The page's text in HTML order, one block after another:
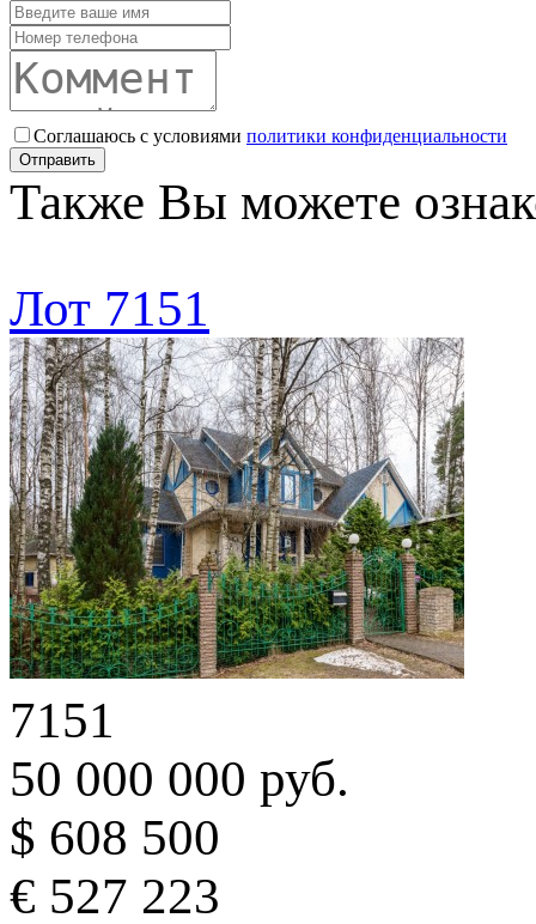
Соглашаюсь с условиями политики конфиденциальности
Отправить
Также Вы можете
Лот 7151
7151
50 000 000 руб.
$ 608 500
€ 527 223